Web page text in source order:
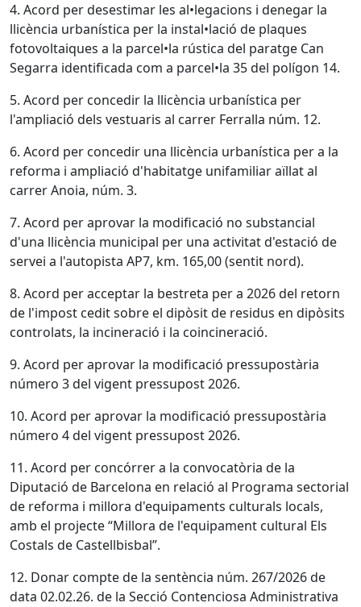
4. Acord per desestimar les al•legacions i denegar la
llicència urbanística per la instal•lació de plaques
fotovoltaiques a la parcel•la rústica del paratge Can
Segarra identificada com a parcel•la 35 del polígon 14.
5. Acord per concedir la llicència urbanística per
l'ampliació dels vestuaris al carrer Ferralla núm. 12.
6. Acord per concedir una llicència urbanística per a la
reforma i ampliació d'habitatge unifamiliar aïllat al
carrer Anoia, núm. 3.
7. Acord per aprovar la modificació no substancial
d'una llicència municipal per una activitat d'estació de
servei a l'autopista AP7, km. 165,00 (sentit nord).
8. Acord per acceptar la bestreta per a 2026 del retorn
de l'impost cedit sobre el dipòsit de residus en dipòsits
controlats, la incineració i la coincineració.
9. Acord per aprovar la modificació pressupostària
número 3 del vigent pressupost 2026.
10. Acord per aprovar la modificació pressupostària
número 4 del vigent pressupost 2026.
11. Acord per concórrer a la convocatòria de la
Diputació de Barcelona en relació al Programa sectorial
de reforma i millora d'equipaments culturals locals,
amb el projecte “Millora de l'equipament cultural Els
Costals de Castellbisbal”.
12. Donar compte de la sentència núm. 267/2026 de
data 02.02.26. de la Secció Contenciosa Administrativa